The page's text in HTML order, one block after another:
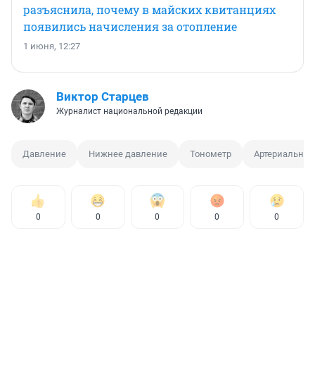
разъяснила, почему в майских квитанциях
появились начисления за отопление
1 июня, 12:27
Виктор Старцев
Журналист национальной редакции
Давление Нижнее давление Тонометр
0 0 0 0 0